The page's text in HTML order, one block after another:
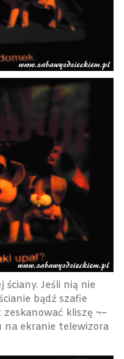
ściany. Jeśli nią nie
bądź szafie
zeskanować kliszę ¬–
ekranie telewizora